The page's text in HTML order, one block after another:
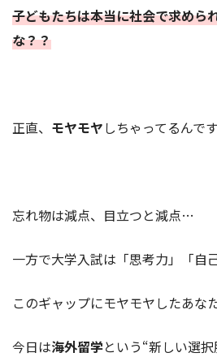
子どもたちは本当に社会で求めら
な？？
正直、 モヤモヤしちゃってるんで
忘れ物は減点、目立つと減点…
一方で大学入試は「思考力」「自
このギャップにモヤモヤしたあなた
今日は海外留学という“新しい選択